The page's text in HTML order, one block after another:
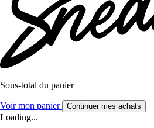
Sous-total du panier
Voir mon panier Continuer mes achats
Loading...